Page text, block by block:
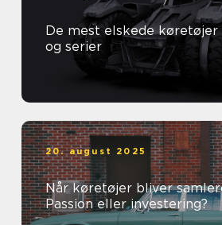
De mest elskede
og serier
20. august 2025
Når køretøjer bliver
Passion eller investering?